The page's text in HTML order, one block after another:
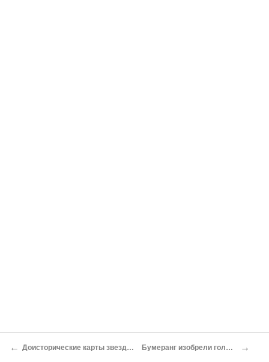
← Доисторические карты звездного неба Бумеранг изобрели голландцы? →